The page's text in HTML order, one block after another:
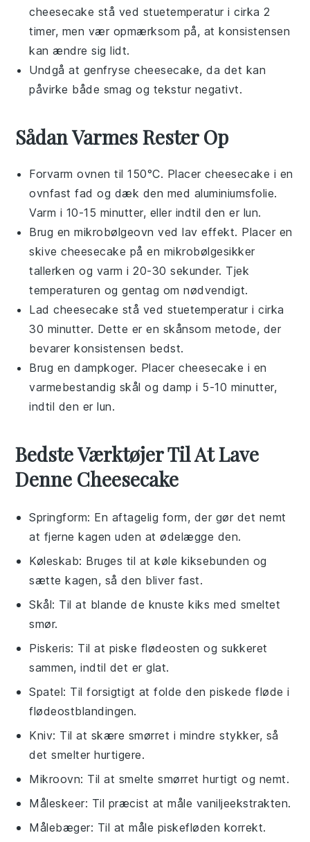
cheesecake stå ved stuetemperatur i cirka 2
timer, men vær opmærksom på, at konsistensen
kan ændre sig lidt.
Undgå at genfrysecheesecake, da det kan
påvirke både smag og tekstur negativt.
Sådan Varmes Rester Op
Forvarm ovnen til 150°C. Placercheesecake i en
ovnfast fad og dæk den med aluminiumsfolie.
Varm i 10-15 minutter, eller indtil den er lun.
Brug en mikrobølgeovn ved lav effekt. Placer en
skivecheesecake på en mikrobølgesikker
tallerken og varm i 20-30 sekunder. Tjek
temperaturen og gentag om nødvendigt.
Ladcheesecake stå ved stuetemperatur i cirka
30 minutter. Dette er en skånsom metode, der
bevarer konsistensen bedst.
Brug en dampkoger. Placercheesecake i en
varmebestandig skål og damp i 5-10 minutter,
indtil den er lun.
Bedste Værktøjer Til At Lave
Denne Cheesecake
Springform: En aftagelig form, der gør det nemt
at fjerne kagen uden at ødelægge den.
Køleskab: Bruges til at køle kiksebunden og
sætte kagen, så den bliver fast.
Skål: Til at blande de knuste kiks med smeltet
smør.
Piskeris: Til at piske flødeosten og sukkeret
sammen, indtil det er glat.
Spatel: Til forsigtigt at folde den piskede fløde i
flødeostblandingen.
Kniv: Til at skære smørret i mindre stykker, så
det smelter hurtigere.
Mikroovn: Til at smelte smørret hurtigt og nemt.
Måleskeer: Til præcist at måle vaniljeekstrakten.
Målebæger: Til at måle piskefløden korrekt.